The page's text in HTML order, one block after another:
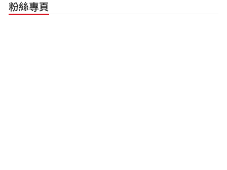
粉絲專頁